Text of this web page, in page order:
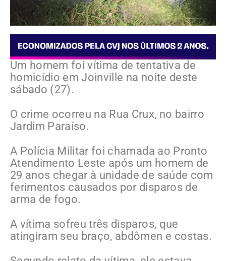
Um homem foi vítima de tentativa de
homicídio em Joinville na noite deste
sábado (27).
O crime ocorreu na Rua Crux, no bairro
Jardim Paraíso.
A Polícia Militar foi chamada ao Pronto
Atendimento Leste após um homem de
29 anos chegar à unidade de saúde com
ferimentos causados por disparos de
arma de fogo.
A vítima sofreu três disparos, que
atingiram seu braço, abdômen e costas.